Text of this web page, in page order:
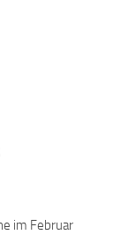
im Februar